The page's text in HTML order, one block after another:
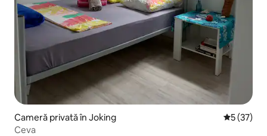
Cameră privată în Joking Scor
5 (37)
Ceva